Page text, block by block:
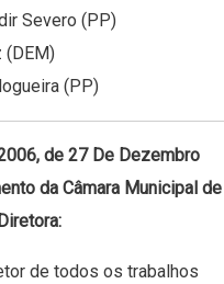
Severo (PP)
(DEM)
(PP)
de 27 De Dezembro
da Câmara Municipal de
de todos os trabalhos